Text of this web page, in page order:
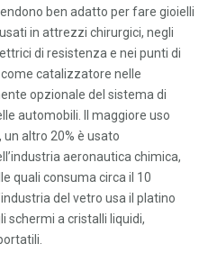
ben adatto per fare gioielli
in attrezzi chirurgici, negli
di resistenza e nei punti di
catalizzatore nelle
opzionale del sistema di
automobili. Il maggiore uso
altro 20% è usato
aeronautica chimica,
quali consuma circa il 10
del vetro usa il platino
schermi a cristalli liquidi,